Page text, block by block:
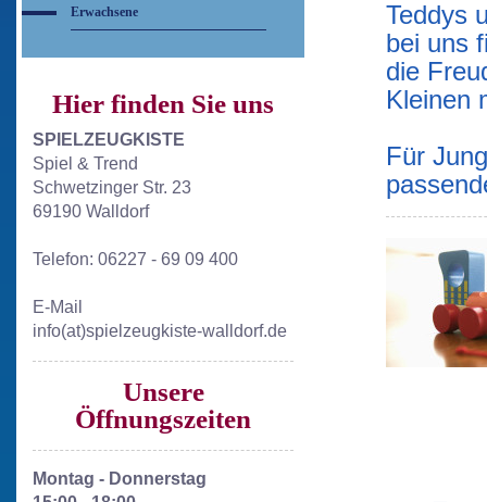
Erwachsene
Hier finden Sie uns
SPIELZEUGKISTE
Spiel & Trend
Schwetzinger Str. 23
69190 Walldorf
Telefon: 06227 - 69 09 400
E-Mail
info(at)spielzeugkiste-walldorf.de
Unsere
Öffnungszeiten
Montag - Donnerstag
Teddys
bei uns
die
Kleinen
Für